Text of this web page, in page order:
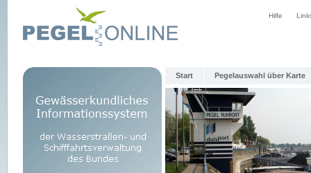
Hilfe
Start Pegelauswahl über Karte